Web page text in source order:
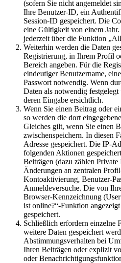
(sofern Sie nicht angemeldet
Ihre Benutzer-ID, ein
Session-ID gespeichert. Die
eine Gültigkeit von einem
jederzeit über die Funktion
Weiterhin werden die Daten
Registrierung, in Ihrem Profil
Bereich angeben. Für die
eindeutiger Benutzername,
Passwort notwendig. Wenn
Daten als notwendig
deren Eingabe ersichtlich.
Wenn Sie einen Beitrag oder
so werden die dort
Gleiches gilt, wenn Sie einen
zwischenspeichern. In diesen
Adresse gespeichert. Die IP-
folgenden Aktionen
Beiträgen (dazu zählen
Änderungen an zentralen
Kontoaktivierung, Benutzer-
Anmeldeversuche. Die von
Browser-Kennzeichnung
ist online?“-Funktion
gespeichert.
Schließlich erfordern einzelne
weitere Daten gespeichert
Abstimmungsverhalten bei
Ihren Beiträgen oder explizit
oder